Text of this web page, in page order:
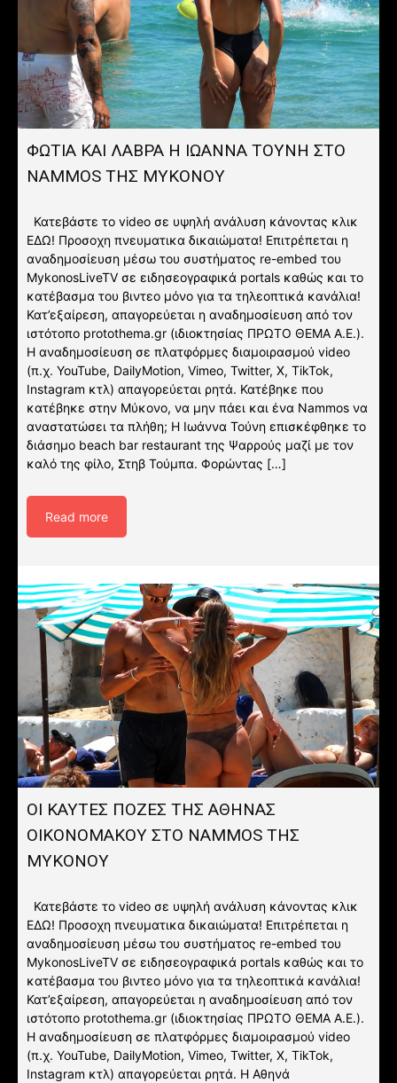
ΦΩΤΙΑ ΚΑΙ ΛΑΒΡΑ Η ΙΩΑΝΝΑ ΤΟΥΝΗ ΣΤΟ
NAMMOS ΤΗΣ ΜΥΚΟΝΟΥ
Κατεβάστε το video σε υψηλή ανάλυση κάνοντας κλικ
ΕΔΩ! Προσοχη πνευματικα δικαιώματα! Επιτρέπεται η
αναδημοσίευση μέσω του συστήματος re-embed του
MykonosLiveTV σε ειδησεογραφικά portals καθώς και το
κατέβασμα του βιντεο μόνο για τα τηλεοπτικά κανάλια!
Κατ’εξαίρεση, απαγορεύεται η αναδημοσίευση από τον
ιστότοπο protothema.gr (ιδιοκτησίας ΠΡΩΤΟ ΘΕΜΑ A.E.).
Η αναδημοσίευση σε πλατφόρμες διαμοιρασμού video
(π.χ. YouTube, DailyMotion, Vimeo, Twitter, X, TikTok,
Instagram κτλ) απαγορεύεται ρητά. Κατέβηκε που
κατέβηκε στην Μύκονο, να μην πάει και ένα Nammos να
αναστατώσει τα πλήθη; Η Ιωάννα Τούνη επισκέφθηκε το
διάσημο beach bar restaurant της Ψαρρούς μαζί με τον
καλό της φίλο, Στηβ Τούμπα. Φορώντας […]
Read more
ΟΙ ΚΑΥΤΕΣ ΠΟΖΕΣ ΤΗΣ ΑΘΗΝΑΣ
ΟΙΚΟΝΟΜΑΚΟΥ ΣΤΟ NAMMOS ΤΗΣ
ΜΥΚΟΝΟΥ
Κατεβάστε το video σε υψηλή ανάλυση κάνοντας κλικ
ΕΔΩ! Προσοχη πνευματικα δικαιώματα! Επιτρέπεται η
αναδημοσίευση μέσω του συστήματος re-embed του
MykonosLiveTV σε ειδησεογραφικά portals καθώς και το
κατέβασμα του βιντεο μόνο για τα τηλεοπτικά κανάλια!
Κατ’εξαίρεση, απαγορεύεται η αναδημοσίευση από τον
ιστότοπο protothema.gr (ιδιοκτησίας ΠΡΩΤΟ ΘΕΜΑ A.E.).
Η αναδημοσίευση σε πλατφόρμες διαμοιρασμού video
(π.χ. YouTube, DailyMotion, Vimeo, Twitter, X, TikTok,
Instagram κτλ) απαγορεύεται ρητά. Η Αθηνά